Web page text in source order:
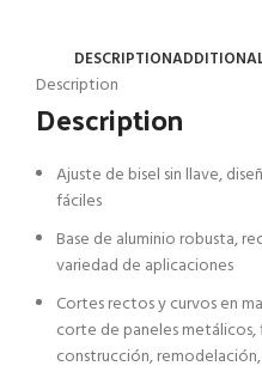
DESCRIPTION
Description
Description
Ajuste de bisel sin llave,
fáciles
Base de aluminio robusta,
variedad de aplicaciones
Cortes rectos y curvos en
corte de paneles metálicos,
construcción,